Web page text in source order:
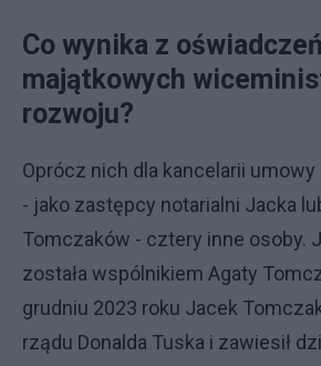
Co wynika z oświadczeń
majątkowych
rozwoju?
Oprócz nich dla kancelarii
- jako zastępcy notarialni Jacka
Tomczaków - cztery inne osoby.
została wspólnikiem Agaty
grudniu 2023 roku Jacek
rządu Donalda Tuska i zawiesił